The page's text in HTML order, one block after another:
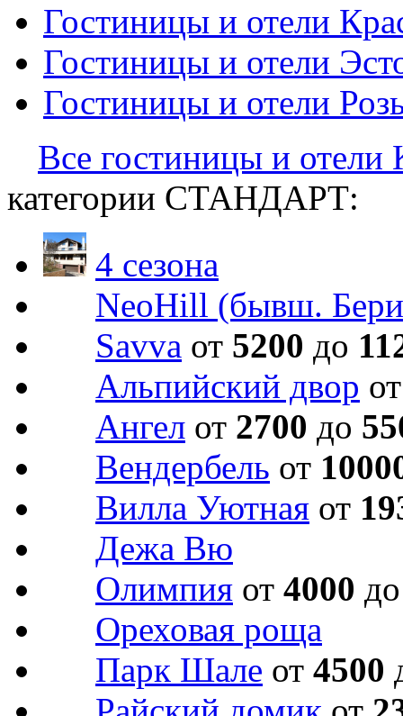
Гостиницы и отели
Гостиницы и отели
Гостиницы и отели
Все гостиницы и
категории СТАНДАРТ:
4 сезона
NeoHill (бывш.
Savva от 5200 до
Альпийский двор
Ангел от 2700 до
Вендербель от
Вилла Уютная от
Дежа Вю
Олимпия от 4000
Ореховая роща
Парк Шале от 4500